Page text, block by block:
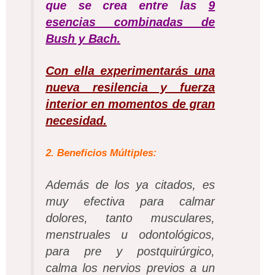
que se crea entre las9
esencias combinadas de
Bush y Bach.
Con ella experimentarás una
nueva resilencia y fuerza
interior en momentos de gran
necesidad.
2. Beneficios Múltiples:
Además de los ya citados, es
muy efectiva para calmar
dolores, tanto musculares,
menstruales u odontológicos,
para pre y postquirúrgico,
calma los nervios previos a un